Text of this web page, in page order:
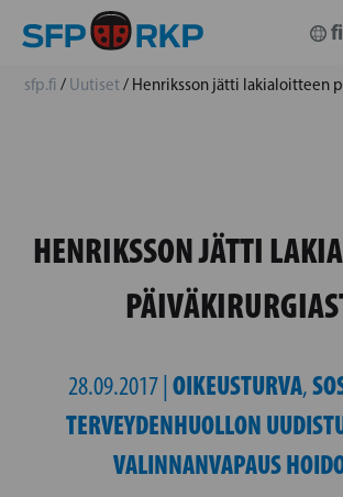
sfp.fi / Uutiset/ Henriksson jätti lakialoitteen
HENRIKSSON JÄTTI
28.09.2017 | OIKEUSTURVA,
TERVEYDENHUOLLON
VALINNANVAPAUS